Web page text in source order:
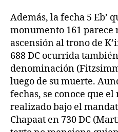
Además, la fecha 5 Eb’
monumento 161 parece
ascensión al trono de
688 DC ocurrida
denominación
luego de su muerte.
fechas, se conoce que
realizado bajo el
Chapaat en 730 DC